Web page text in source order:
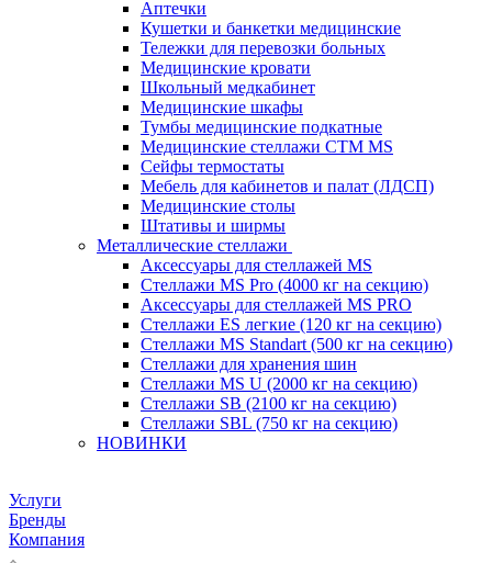
Аптечки
Кушетки и банкетки медицинские
Тележки для перевозки больных
Медицинские кровати
Школьный медкабинет
Медицинские шкафы
Тумбы медицинские подкатные
Медицинские стеллажи CTM MS
Сейфы термостаты
Мебель для кабинетов и палат (ЛДСП)
Медицинские столы
Штативы и ширмы
Металлические стеллажи
Аксессуары для стеллажей MS
Стеллажи MS Pro (4000 кг на секцию)
Аксессуары для стеллажей MS PRO
Стеллажи ES легкие (120 кг на секцию)
Стеллажи MS Standart (500 кг на секцию)
Стеллажи для хранения шин
Стеллажи MS U (2000 кг на секцию)
Стеллажи SB (2100 кг на секцию)
Стеллажи SBL (750 кг на секцию)
НОВИНКИ
Услуги
Бренды
Компания